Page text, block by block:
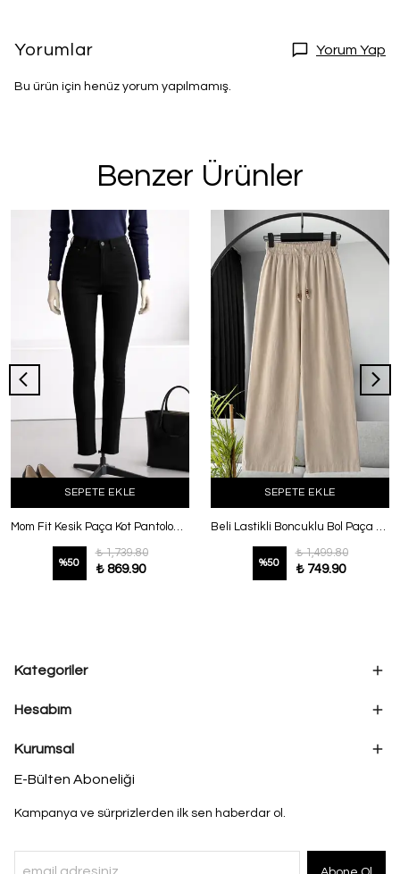
Yorumlar Yorum Yap
Bu ürün için henüz yorum yapılmamış.
Benzer Ürünler
SEPETE EKLE
Mom Fit Kesik Paça Kot Pantolon Siyah
%50
₺ 1,739.80
₺ 869.90
SEPETE EKLE
Beli Lastikli Boncuklu Bol Paça Keten Pantolon Vizon
%50
₺ 1,499.80
₺ 749.90
Kategoriler
Hesabım
Kurumsal
E-Bülten Aboneliği
Kampanya ve sürprizlerden ilk sen haberdar ol.